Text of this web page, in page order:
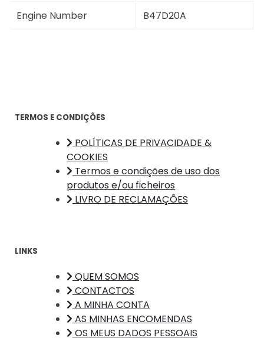
Engine Number B47D20A
TERMOS E CONDIÇÕES
POLÍTICAS DE PRIVACIDADE &
COOKIES
Termos e condições de uso dos
produtos e/ou ficheiros
LIVRO DE RECLAMAÇÕES
LINKS
QUEM SOMOS
CONTACTOS
A MINHA CONTA
AS MINHAS ENCOMENDAS
OS MEUS DADOS PESSOAIS